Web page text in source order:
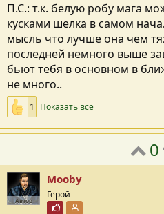
П.С.: т.к. белую робу мага
кусками шелка в самом
мысль что лучше она чем
последней немного выше
бьют тебя в основном в
не много..
1 Показать все
0
Автор
Mooby
Герой
Почётный пользователь